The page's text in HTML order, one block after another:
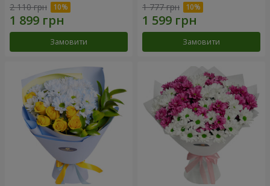
2 110 грн
Замовити
1 777 грн
Замовити